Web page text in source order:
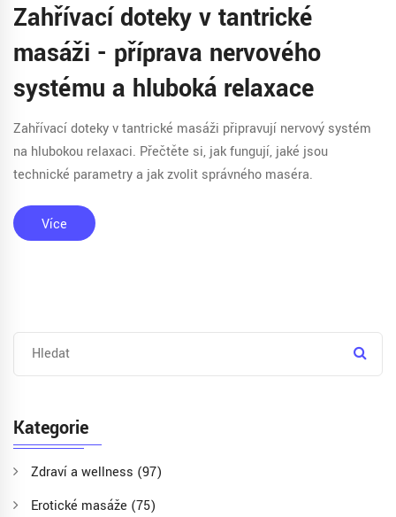
Zahřívací doteky v tantrické
masáži - příprava nervového
systému a hluboká relaxace
Zahřívací doteky v tantrické masáži připravují nervový systém
na hlubokou relaxaci. Přečtěte si, jak fungují, jaké jsou
technické parametry a jak zvolit správného maséra.
Více
Kategorie
Zdraví a wellness (97)
Erotické masáže (75)